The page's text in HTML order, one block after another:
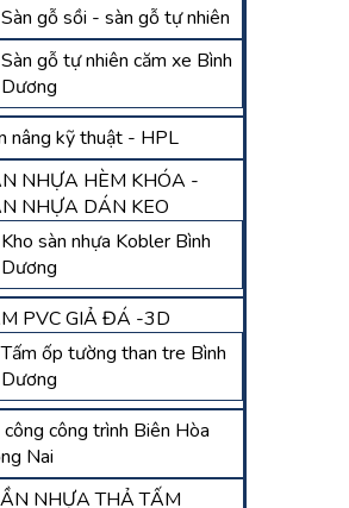
Sàn gỗ sồi - sàn gỗ tự nhiên
Sàn gỗ tự nhiên căm xe Bình
Dương
nâng kỹ thuật - HPL
NHỰA HÈM KHÓA -
NHỰA DÁN KEO
Kho sàn nhựa Kobler Bình
Dương
PVC GIẢ ĐÁ -3D
Tấm ốp tường than tre Bình
Dương
công công trình Biên Hòa
Nai
NHỰA THẢ TẤM